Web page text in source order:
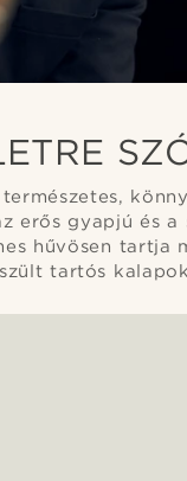
erős gyapjú és
hűvösen tartja
tartós